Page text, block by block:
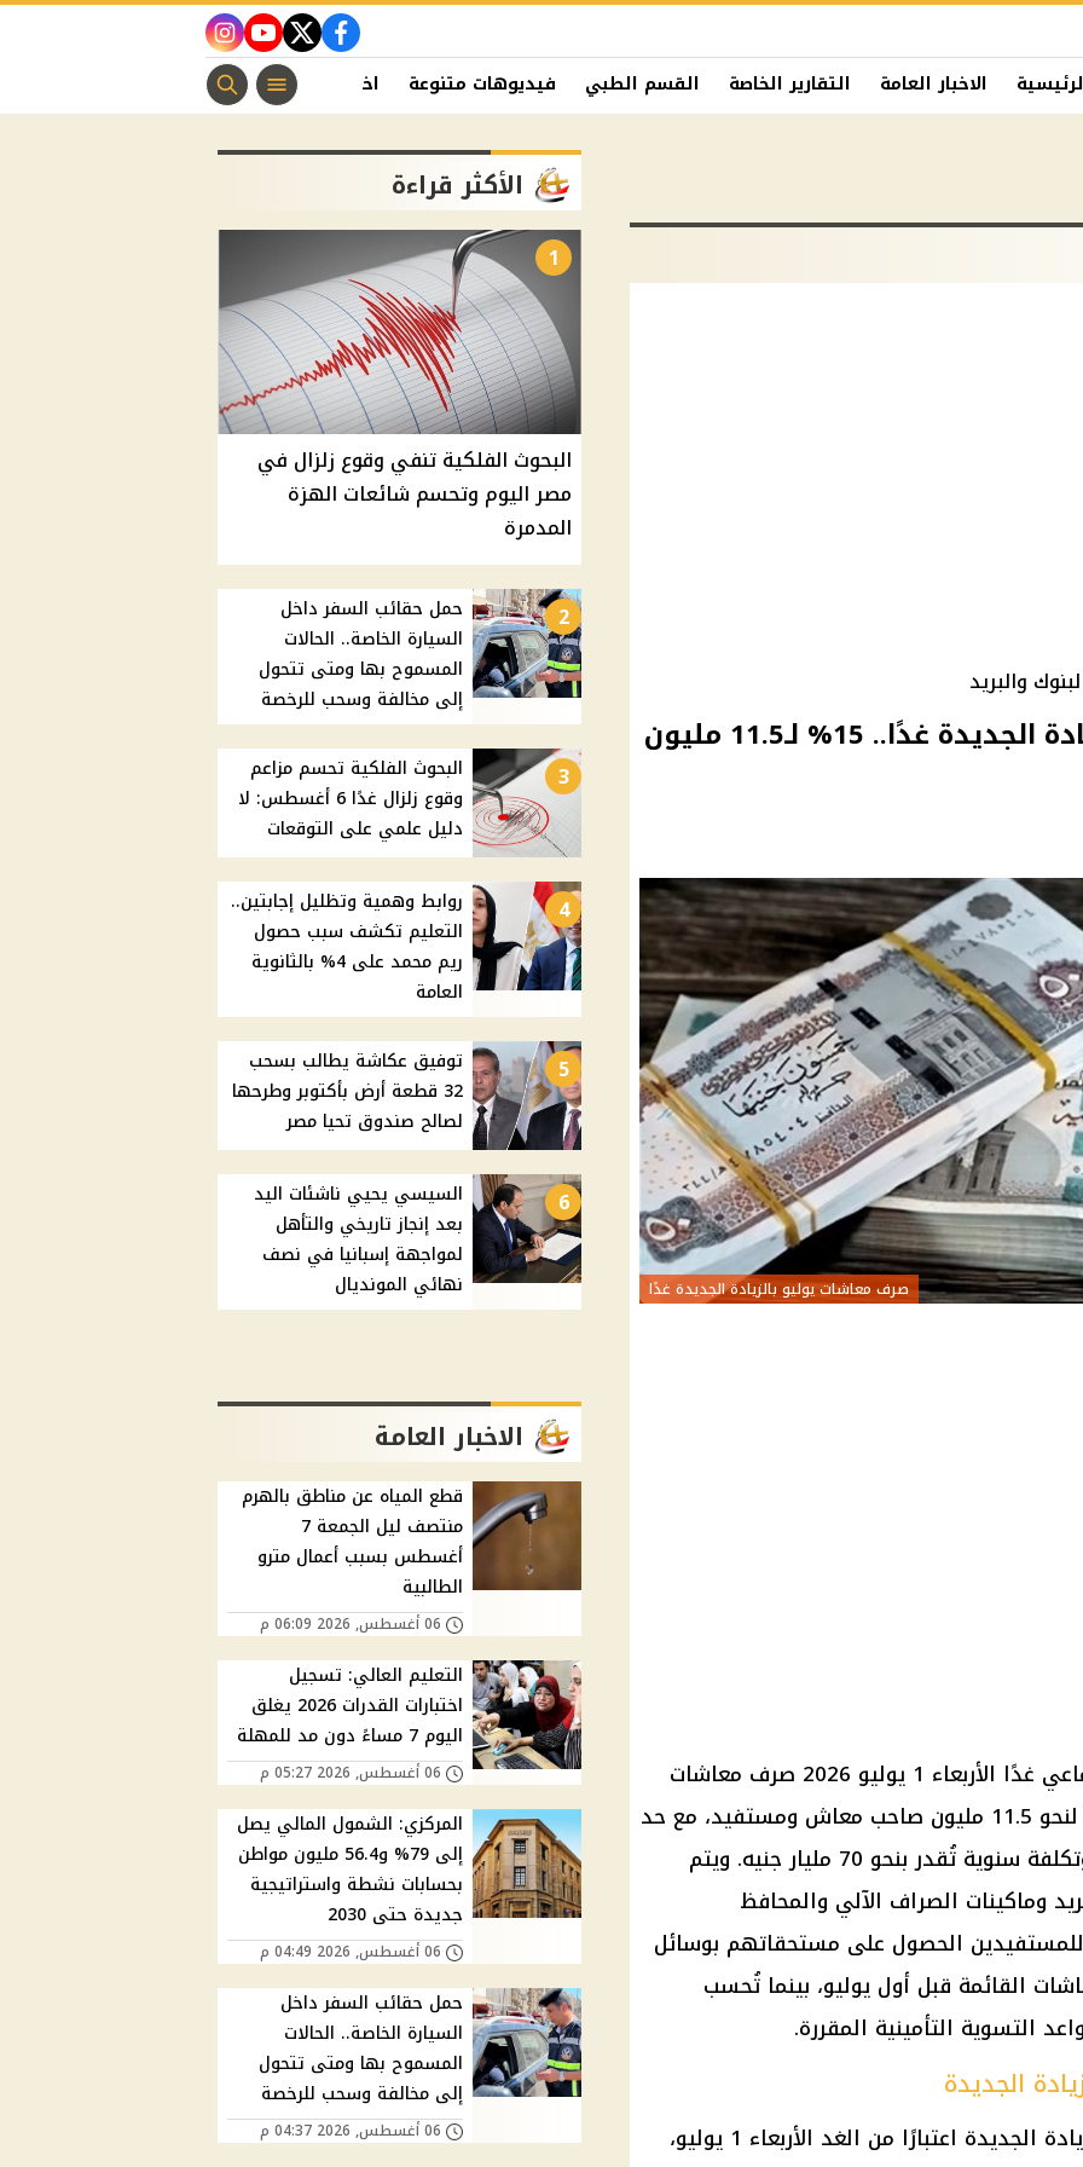
facebook
twitter
youtube
instagram
الاخبار العامة التقارير الخاصة القسم الطبي فيديوهات متنوعة اخبار الفن منوعات مسيحية
والبريد
صرف معاشات يوليو بالزيادة الجديدة غدًا.. 15% لـ11.5 مليون
صرف معاشات يوليو بالزيادة الجديدة غدًا
تبدأ الهيئة القومية للتأمين الاجتماعي غدًا الأربعاء 1 يوليو 2026 صرف معاشات
يوليو بالزيادة الجديدة بنسبة 15% لنحو 11.5 مليون صاحب معاش ومستفيد، مع حد
أقصى للزيادة يبلغ 2505 جنيهات وتكلفة سنوية تُقدر بنحو 70 مليار جنيه. ويتم
وماكينات الصراف الآلي والمحافظ
للمستفيدين الحصول على مستحقاتهم بوسائل
القائمة قبل أول يوليو، بينما تُحسب
التسوية التأمينية المقررة.
الجديدة
يبدأ صرف معاشات يوليو 2026 بالزيادة الجديدة اعتبارًا من الغد الأربعاء 1 يوليو،
الأكثر قراءة
1
البحوث الفلكية تنفي وقوع زلزال في
مصر اليوم وتحسم شائعات الهزة
المدمرة
2
حمل حقائب السفر داخل
السيارة الخاصة.. الحالات
المسموح بها ومتى تتحول
إلى مخالفة وسحب للرخصة
3
البحوث الفلكية تحسم مزاعم
وقوع زلزال غدًا 6 أغسطس: لا
دليل علمي على التوقعات
4
روابط وهمية وتظليل إجابتين..
التعليم تكشف سبب حصول
ريم محمد على 4% بالثانوية
العامة
5
توفيق عكاشة يطالب بسحب
32 قطعة أرض بأكتوبر وطرحها
لصالح صندوق تحيا مصر
6
السيسي يحيي ناشئات اليد
بعد إنجاز تاريخي والتأهل
لمواجهة إسبانيا في نصف
نهائي المونديال
الاخبار العامة
قطع المياه عن مناطق بالهرم
منتصف ليل الجمعة 7
أغسطس بسبب أعمال مترو
الطالبية
06 أغسطس, 2026 06:09 م
التعليم العالي: تسجيل
اختبارات القدرات 2026 يغلق
اليوم 7 مساءً دون مد للمهلة
06 أغسطس, 2026 05:27 م
المركزي: الشمول المالي يصل
إلى 79% و56.4 مليون مواطن
بحسابات نشطة واستراتيجية
جديدة حتى 2030
06 أغسطس, 2026 04:49 م
حمل حقائب السفر داخل
السيارة الخاصة.. الحالات
المسموح بها ومتى تتحول
إلى مخالفة وسحب للرخصة
06 أغسطس, 2026 04:37 م